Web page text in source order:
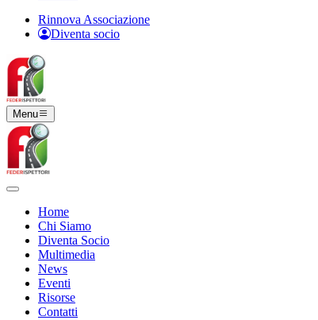
Rinnova Associazione
Diventa socio
Menu
Home
Chi Siamo
Diventa Socio
Multimedia
News
Eventi
Risorse
Contatti